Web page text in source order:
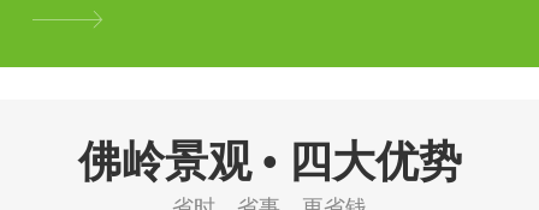
佛岭景观 • 四大优势